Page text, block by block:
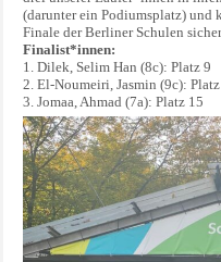
(darunter ein Podiumsplatz) und
Finale der Berliner Schulen
Finalist*innen:
1. Dilek, Selim Han (8c): Platz 9
2. El-Noumeiri, Jasmin (9c): Platz
3. Jomaa, Ahmad (7a): Platz 15